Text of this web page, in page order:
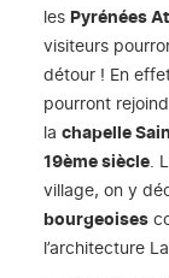
les Pyrénées
visiteurs
détour ! En
pourront
la chapelle
19ème siècle .
village, on y
bourgeoises
l’architecture